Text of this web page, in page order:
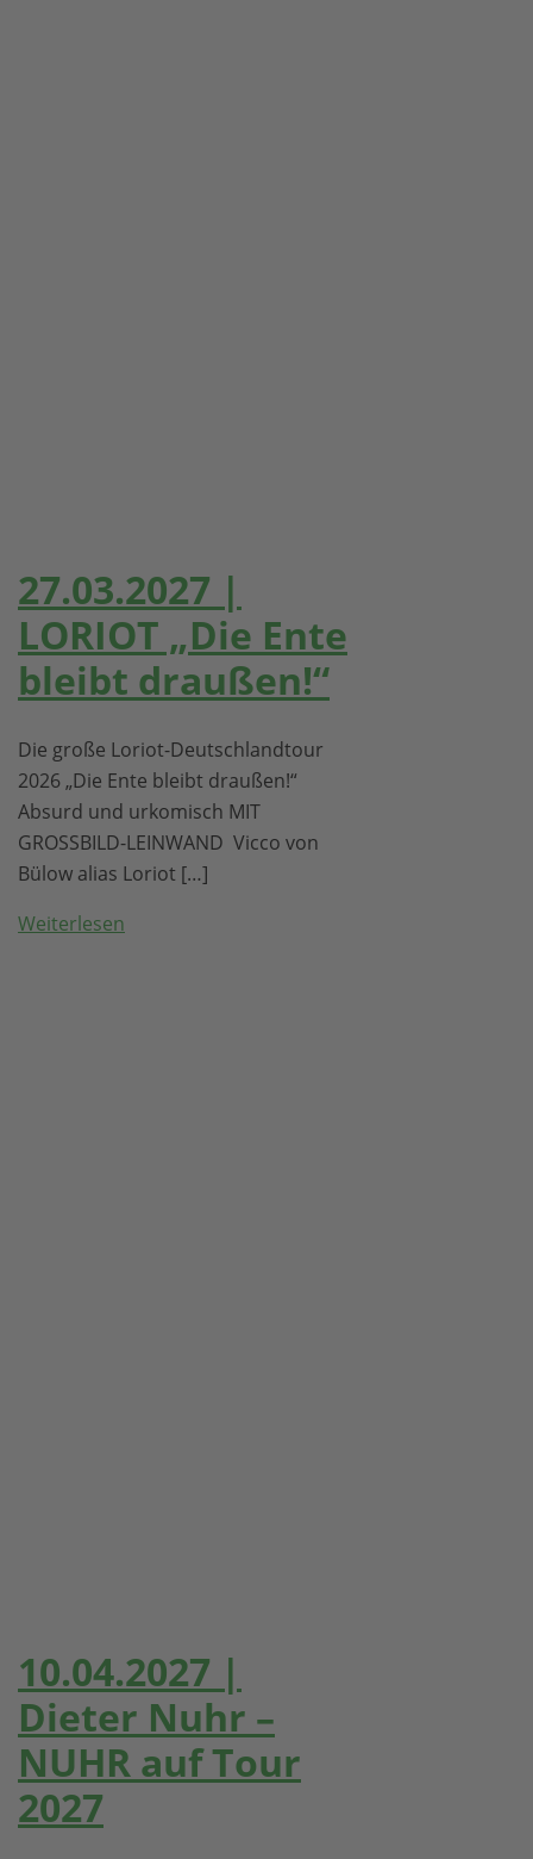
27.03.2027 |
LORIOT „Die Ente
bleibt draußen!“
Die große Loriot-Deutschlandtour
2026 „Die Ente bleibt draußen!“
Absurd und urkomisch MIT
GROSSBILD-LEINWAND Vicco von
Bülow alias Loriot […]
Weiterlesen
10.04.2027 |
Dieter Nuhr –
NUHR auf Tour
2027